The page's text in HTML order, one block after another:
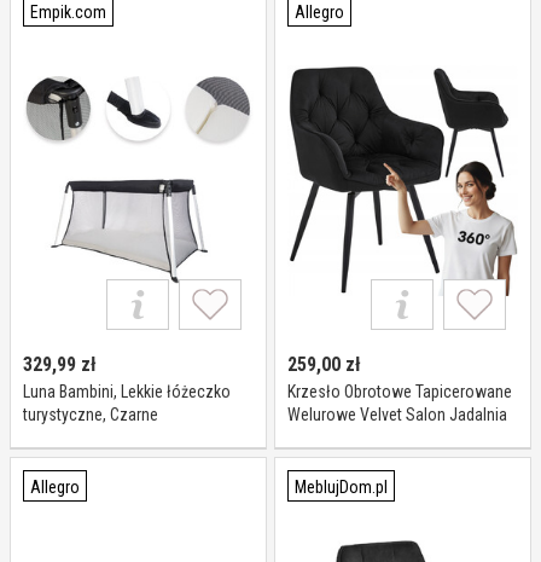
Empik.com
329,99 zł
Luna Bambini, Lekkie łóżeczko
turystyczne, Czarne
Allegro
259,00 zł
Krzesło Obrotowe Tapicerowane
Welurowe Velvet Salon Jadalnia
Allegro MeblujDom.pl